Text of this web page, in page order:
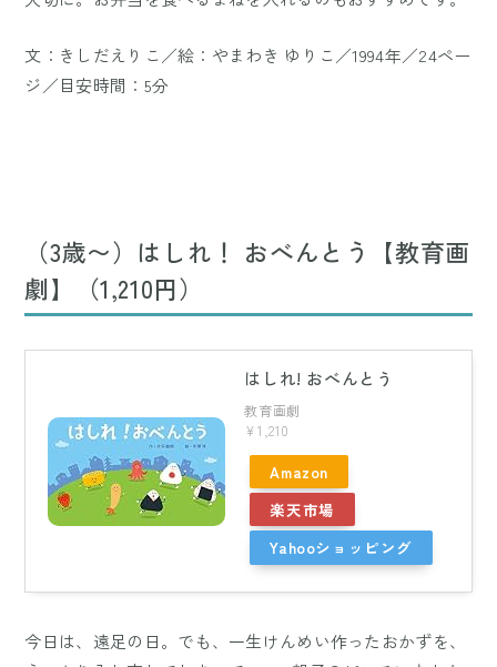
文：きしだえりこ／絵：やまわき ゆりこ／1994年／24ペー
ジ／目安時間：5分
（3歳〜）はしれ！ おべんとう【教育画
劇】（1,210円）
はしれ! おべんとう
教育画劇
¥1,210
Amazon
楽天市場
Yahooショッピング
今日は、遠足の日。でも、一生けんめい作ったおかずを、